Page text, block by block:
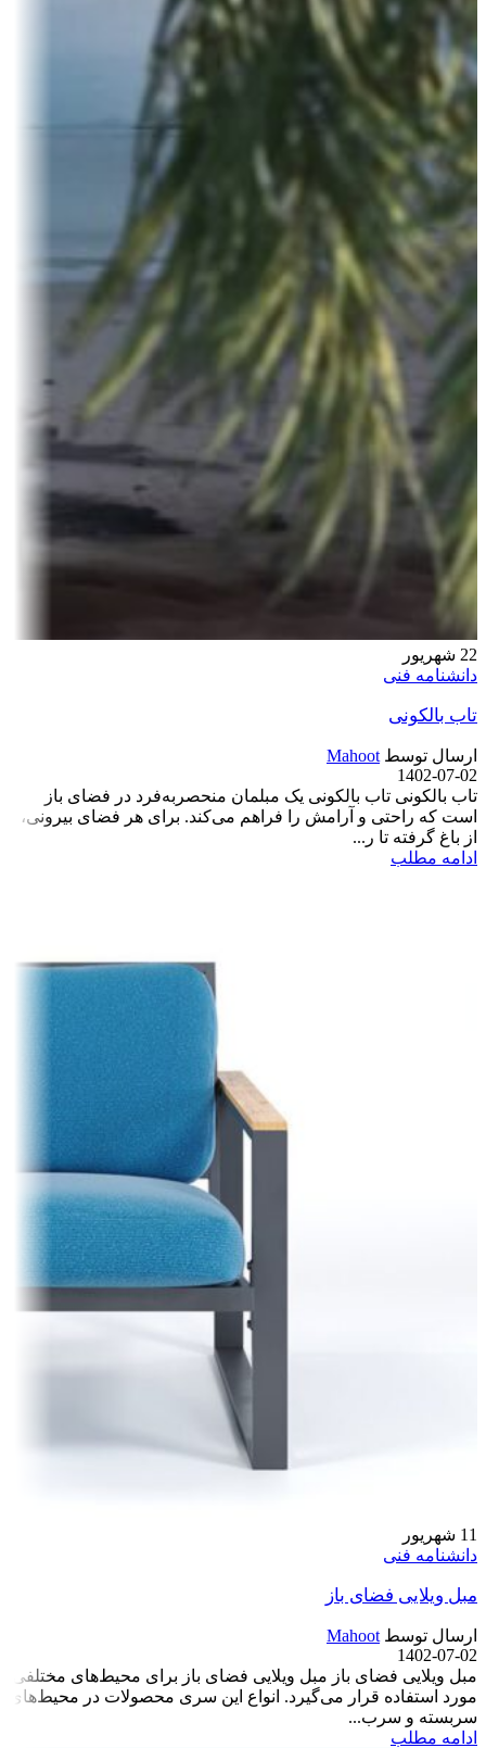
22 شهریور
دانشنامه فنی
تاب بالکونی
ارسال توسط Mahoot
1402-07-02
تاب بالکونی تاب بالکونی یک مبلمان منحصربه‌فرد در فضای باز
است که راحتی و آرامش را فراهم می‌کند. برای هر فضای بیرونی،
از باغ گرفته تا ر...
ادامه مطلب
11 شهریور
دانشنامه فنی
مبل ویلایی فضای باز
ارسال توسط Mahoot
1402-07-02
مبل ویلایی فضای باز مبل ویلایی فضای باز برای محیط‌های مختلفی
مورد استفاده قرار می‌گیرد. انواع این سری محصولات در محیط‌های
سربسته و سرب...
ادامه مطلب